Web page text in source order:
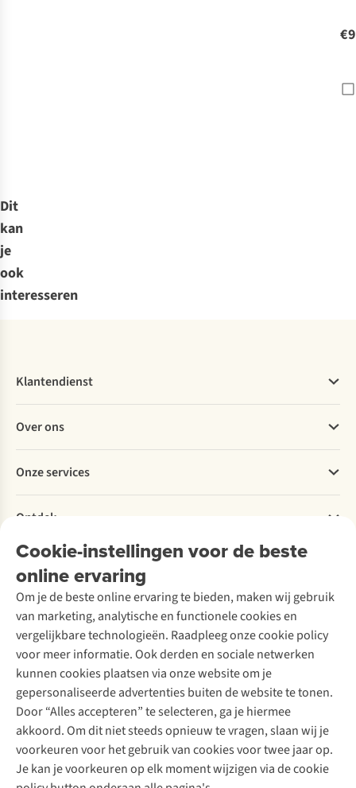
Dit
kan
je
ook
interesseren
Cookie-instellingen voor de beste
online ervaring
Om je de beste online ervaring te bieden, maken wij gebruik
van marketing, analytische en functionele cookies en
vergelijkbare technologieën. Raadpleeg onze cookie policy
voor meer informatie. Ook derden en sociale netwerken
kunnen cookies plaatsen via onze website om je
gepersonaliseerde advertenties buiten de website te tonen.
Door “Alles accepteren” te selecteren, ga je hiermee
akkoord. Om dit niet steeds opnieuw te vragen, slaan wij je
voorkeuren voor het gebruik van cookies voor twee jaar op.
Je kan je voorkeuren op elk moment wijzigen via de cookie
Klantendienst
Bestellen
Betalen
Levering
Retourneren
Bestelling herroepen
Garantie
Contact
Over ons
Explore More
Verantwoord ondernemen
Over Ayacucho
Onze winkels
Over A.S.Adventure
Toegankelijkheidsverklaring
Onze services
Ski-onderhoud
Wasservice
Schoenonderhoud
Schoenherstelling
Kledingherstelling
Retouches
Voor bedrijven
Ontdek
A.S.Magazine
Podcast
Explore Academy
Explore Camp
Gear Check
Inspiratie & advies
Meld je aan voor de nieuwsbrief
Follow us
Disclaimer Privacy Policy Algemene voorwaarden